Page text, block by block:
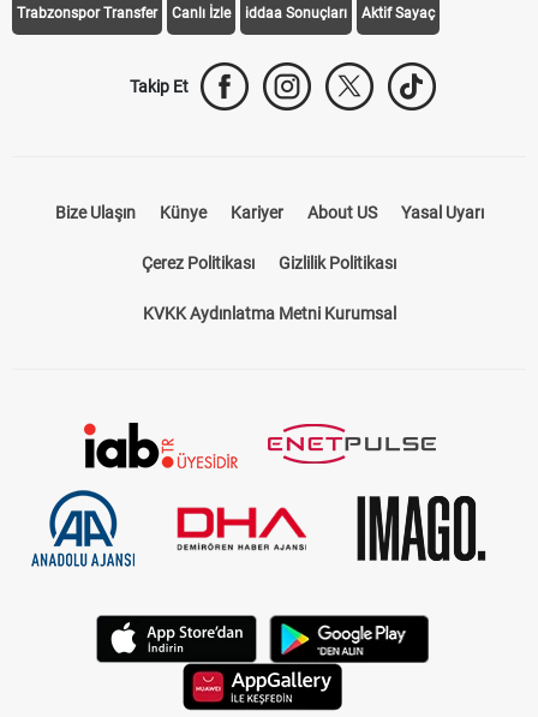
Trabzonspor Transfer Canlı İzle iddaa Sonuçları Aktif Sayaç
Takip Et
Bize Ulaşın Künye Kariyer About US Yasal Uyarı
Çerez Politikası Gizlilik Politikası
KVKK Aydınlatma Metni Kurumsal